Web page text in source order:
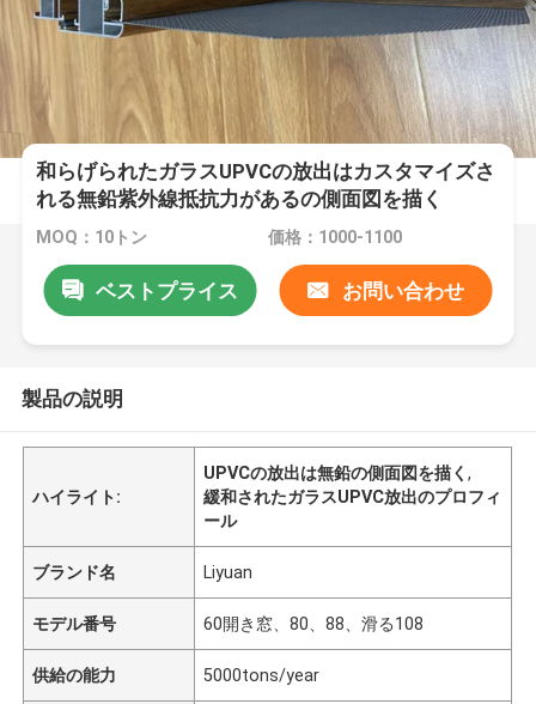
和らげられたガラスUPVCの放出はカスタマイズさ
れる無鉛紫外線抵抗力があるの側面図を描く
MOQ：10トン 価格：1000-1100
ベストプライス お問い合わせ
製品の説明
ハイライト:
UPVCの放出は無鉛の側面図を描く,
緩和されたガラスUPVC放出のプロフィ
ール
ブランド名 Liyuan
モデル番号 60開き窓、80、88、滑る108
供給の能力 5000tons/year